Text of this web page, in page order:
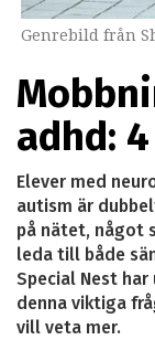
Genrebild från
adhd:
Elever med
autism är
på nätet, något
leda till både
Special Nest
denna viktiga
vill veta mer.